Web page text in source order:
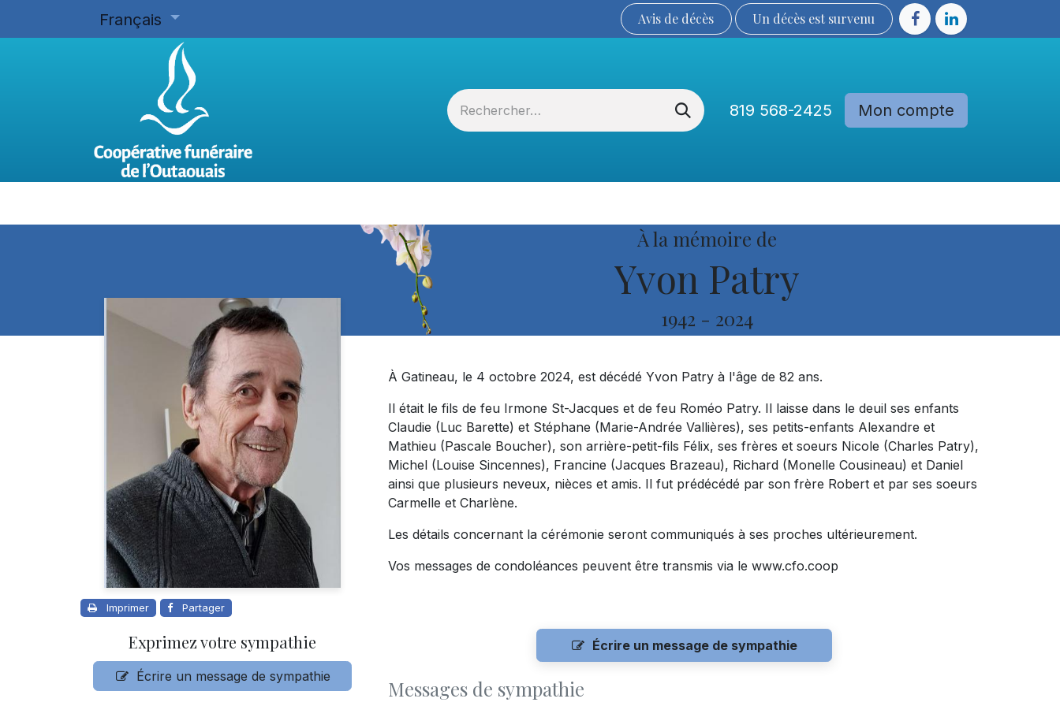
Français Avis de décès Un décès est sur​​​​​​​​ve​nu​​​​​​​​​​
819 568-2425 Mon compte
À la mémoire de
Yvon Patry
1942 - 2024
Imprimer Partager
Exprimez votre sympathie
Écrire un message de sympathie
À Gatineau, le 4 octobre 2024, est décédé Yvon Patry à l'âge de 82 ans.
Il était le fils de feu Irmone St-Jacques et de feu Roméo Patry. Il laisse dans le deuil ses enfants
Claudie (Luc Barette) et Stéphane (Marie-Andrée Vallières), ses petits-enfants Alexandre et
Mathieu (Pascale Boucher), son arrière-petit-fils Félix, ses frères et soeurs Nicole (Charles Patry),
Michel (Louise Sincennes), Francine (Jacques Brazeau), Richard (Monelle Cousineau) et Daniel
ainsi que plusieurs neveux, nièces et amis. Il fut prédécédé par son frère Robert et par ses soeurs
Carmelle et Charlène.
Les détails concernant la cérémonie seront communiqués à ses proches ultérieurement.
Vos messages de condoléances peuvent être transmis via le www.cfo.coop
Écrire un message de sympathie
Messages de sympathie